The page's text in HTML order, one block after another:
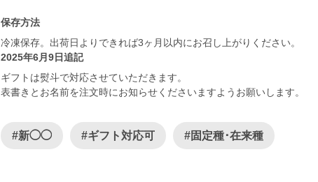
保存方法
冷凍保存。出荷日よりできれば3ヶ月以内にお召し上がりください。
2025年6月9日追記
ギフトは熨斗で対応させていただきます。
表書きとお名前を注文時にお知らせくださいますようお願いします。
#新◯◯ #ギフト対応可 #固定種･在来種